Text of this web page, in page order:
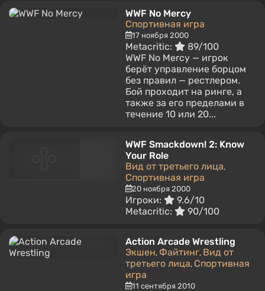
WWF No Mercy
Спортивная игра
17 ноября 2000
Metacritic:
89/100
WWF No Mercy — игрок
берёт управление борцом
без правил — рестлером.
Бой проходит на ринге, а
также за его пределами в
течение 10 или 20...
WWF Smackdown! 2: Know
Your Role
Вид от третьего лица,
Спортивная игра
20 ноября 2000
Игроки:
9.6/10
Metacritic:
90/100
Action Arcade Wrestling
Экшен, Файтинг, Вид от
третьего лица, Спортивная
игра
11 сентября 2010